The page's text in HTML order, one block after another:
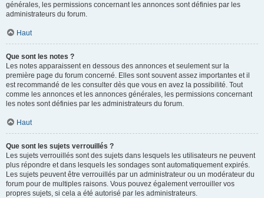
générales, les permissions concernant les annonces sont définies par les
administrateurs du forum.
Haut
Que sont les notes ?
Les notes apparaissent en dessous des annonces et seulement sur la
première page du forum concerné. Elles sont souvent assez importantes et il
est recommandé de les consulter dès que vous en avez la possibilité. Tout
comme les annonces et les annonces générales, les permissions concernant
les notes sont définies par les administrateurs du forum.
Haut
Que sont les sujets verrouillés ?
Les sujets verrouillés sont des sujets dans lesquels les utilisateurs ne peuvent
plus répondre et dans lesquels les sondages sont automatiquement expirés.
Les sujets peuvent être verrouillés par un administrateur ou un modérateur du
forum pour de multiples raisons. Vous pouvez également verrouiller vos
propres sujets, si cela a été autorisé par les administrateurs.